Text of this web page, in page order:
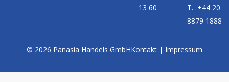
13 60
T. +44 20
8879 1888
© 2026 Panasia Handels GmbHKontakt| Impressum